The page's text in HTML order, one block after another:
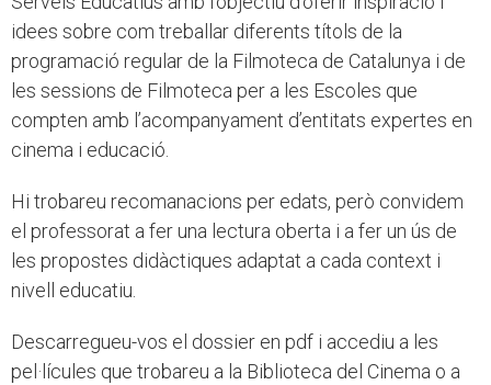
idees sobre com treballar diferents títols de la
programació regular de la Filmoteca de Catalunya i de
les sessions de Filmoteca per a les Escoles que
compten amb l’acompanyament d’entitats expertes en
cinema i educació.
Hi trobareu recomanacions per edats, però convidem
el professorat a fer una lectura oberta i a fer un ús de
les propostes didàctiques adaptat a cada context i
nivell educatiu.
Descarregueu-vos el dossier en pdf i accediu a les
pel·lícules que trobareu a la Biblioteca del Cinema o a